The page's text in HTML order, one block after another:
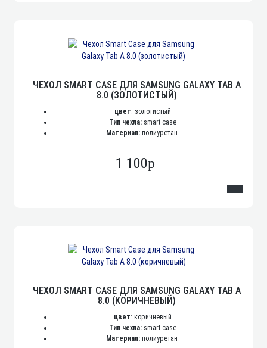
ЧЕХОЛ SMART CASE ДЛЯ SAMSUNG GALAXY TAB A
8.0 (ЗОЛОТИСТЫЙ)
цвет: золотистый
Тип чехла: smart case
Материал: полиуретан
1 100p
ЧЕХОЛ SMART CASE ДЛЯ SAMSUNG GALAXY TAB A
8.0 (КОРИЧНЕВЫЙ)
цвет: коричневый
Тип чехла: smart case
Материал: полиуретан